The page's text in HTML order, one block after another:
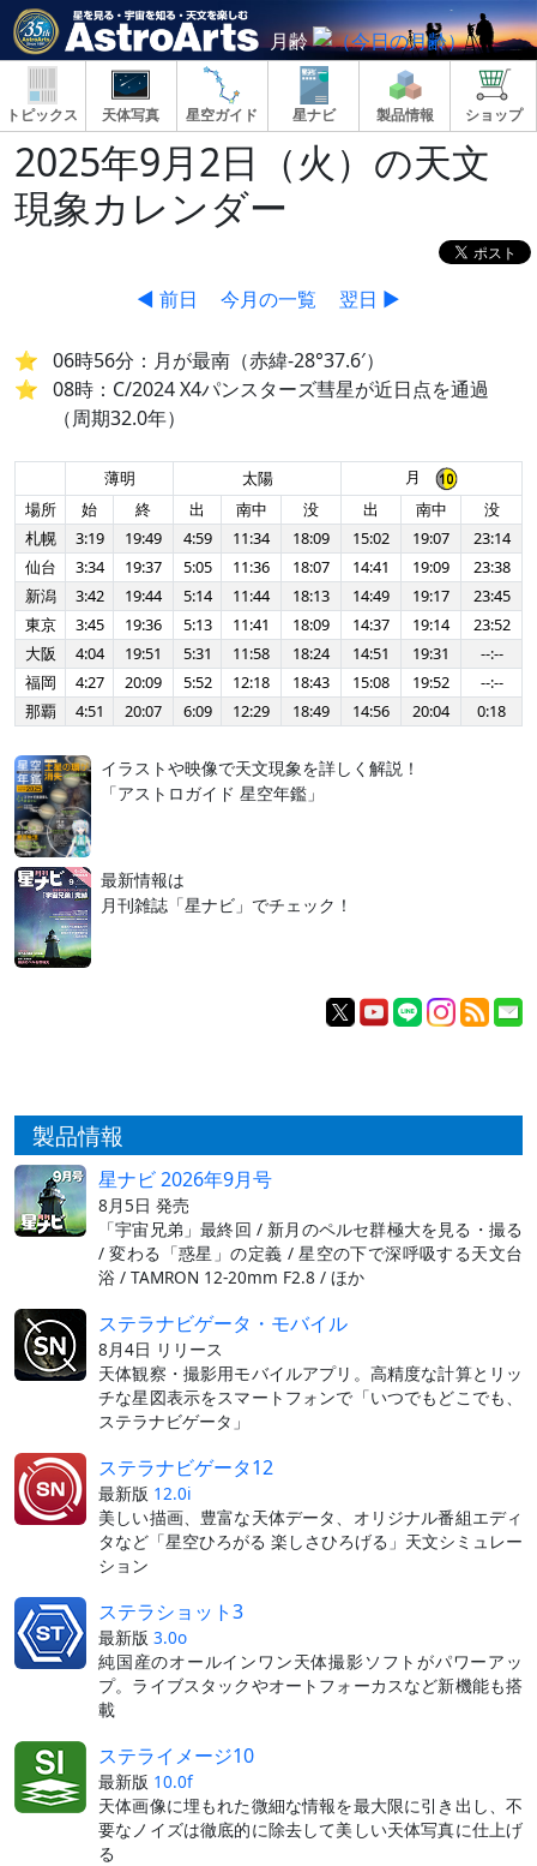
月齢
トピックス 天体写真 星空ガイド 星ナビ 製品情報 ショップ
2025年9月2日（火）の天文
現象カレンダー
◀ 前日 今月の一覧 翌日 ▶
06時56分：月が最南（赤緯-28°37.6′）
08時：C/2024 X4パンスターズ彗星が近日点を通過
（周期32.0年）
薄明 太陽
月
場所
始 終 出 南中 没 出 南中
没
札幌
3:19 19:49 4:59 11:34 18:09 15:02 19:07
23:14
仙台
3:34 19:37 5:05 11:36 18:07 14:41 19:09
23:38
新潟
3:42 19:44 5:14 11:44 18:13 14:49 19:17
23:45
東京
3:45 19:36 5:13 11:41 18:09 14:37 19:14
23:52
大阪
4:04 19:51 5:31 11:58 18:24 14:51 19:31
--:--
福岡
4:27 20:09 5:52 12:18 18:43 15:08 19:52
--:--
那覇
4:51 20:07 6:09 12:29 18:49 14:56 20:04 0:18
イラストや映像で天文現象を詳しく解説！
「アストロガイド 星空年鑑」
最新情報は
月刊雑誌「星ナビ」でチェック！
製品情報
星ナビ 2026年9月号
8月5日 発売
「宇宙兄弟」最終回 / 新月のペルセ群極大を見る・撮る
/ 変わる「惑星」の定義 / 星空の下で深呼吸する天文台
浴 / TAMRON 12-20mm F2.8 / ほか
ステラナビゲータ・モバイル
8月4日 リリース
天体観察・撮影用モバイルアプリ。高精度な計算とリッ
チな星図表示をスマートフォンで「いつでもどこでも、
ステラナビゲータ」
ステラナビゲータ12
最新版 12.0i
美しい描画、豊富な天体データ、オリジナル番組エディ
タなど「星空ひろがる 楽しさひろげる」天文シミュレー
ション
ステラショット3
最新版 3.0o
純国産のオールインワン天体撮影ソフトがパワーアッ
プ。ライブスタックやオートフォーカスなど新機能も搭
載
ステライメージ10
最新版 10.0f
天体画像に埋もれた微細な情報を最大限に引き出し、不
要なノイズは徹底的に除去して美しい天体写真に仕上げ
る